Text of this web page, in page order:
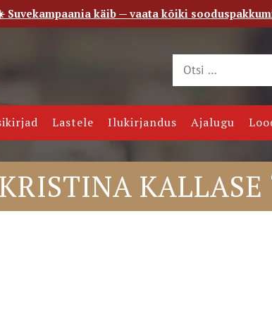
Meie saade Kontakt
Lastele Ilukirjandus Ajalugu
Suvekampaania käib — vaata kõiki